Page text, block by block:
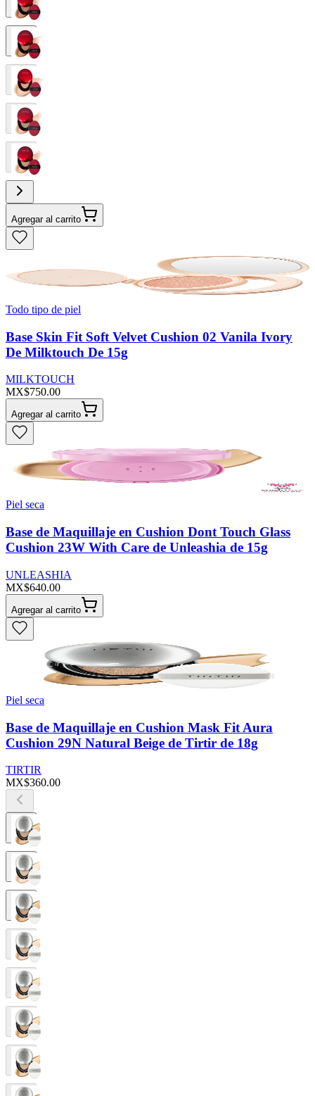
Agregar al carrito
Todo tipo de piel
Base Skin Fit Soft Velvet Cushion 02 Vanila Ivory
De Milktouch De 15g
MILKTOUCH
MX$750.00
Agregar al carrito
Piel seca
Base de Maquillaje en Cushion Dont Touch Glass
Cushion 23W With Care de Unleashia de 15g
UNLEASHIA
MX$640.00
Agregar al carrito
Piel seca
Base de Maquillaje en Cushion Mask Fit Aura
Cushion 29N Natural Beige de Tirtir de 18g
TIRTIR
MX$360.00